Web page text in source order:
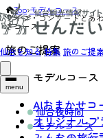
仙台を知る 特集 旅のご提
menu
仙台夜時間
モデルコース
Top›モデルコース›
ライブ・コンサートとあ
きコース
旅のご提案
モデルコース
AIおまかせコ
オリジナルプ